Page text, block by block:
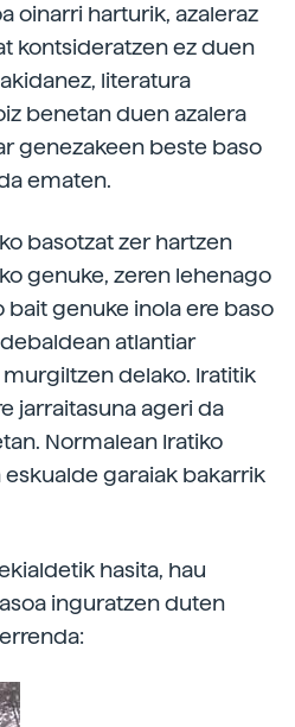
oinarri harturik, azaleraz
kontsideratzen ez duen
literatura
benetan duen azalera
genezakeen beste baso
ematen.
basotzat zer hartzen
genuke, zeren lehenago
bait genuke inola ere baso
atlantiar
delako. Iratitik
jarraitasuna ageri da
Normalean Iratiko
eskualde garaiak bakarrik
hasita, hau
inguratzen duten